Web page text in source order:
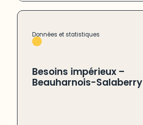
Données et statistiques
Besoins impérieux –
Beauharnois-Salaberry